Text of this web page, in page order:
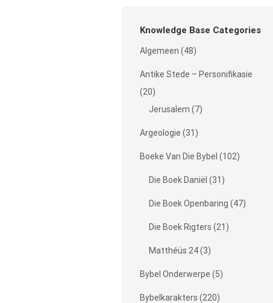
Knowledge Base Categories
Algemeen (48)
Antike Stede – Personifikasie
(20)
Jerusalem (7)
Argeologie (31)
Boeke Van Die Bybel (102)
Die Boek Daniël (31)
Die Boek Openbaring (47)
Die Boek Rigters (21)
Matthéüs 24(3)
Bybel Onderwerpe (5)
Bybelkarakters (220)